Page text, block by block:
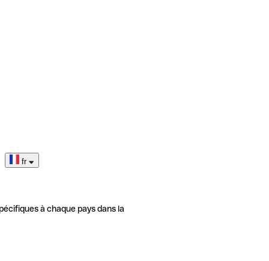
fr
à chaque pays dans la